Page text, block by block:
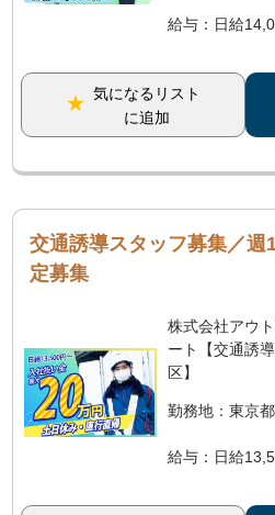
給与：日給
気になるリスト
に追加
交通誘導スタッフ募集／週
定募集
株式会社アウ
ート【交通誘
区】
勤務地：東京
給与：日給